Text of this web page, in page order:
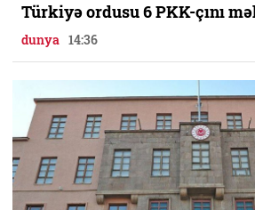
Türkiyə ordusu 6 PKK-çını
dunya 14:36